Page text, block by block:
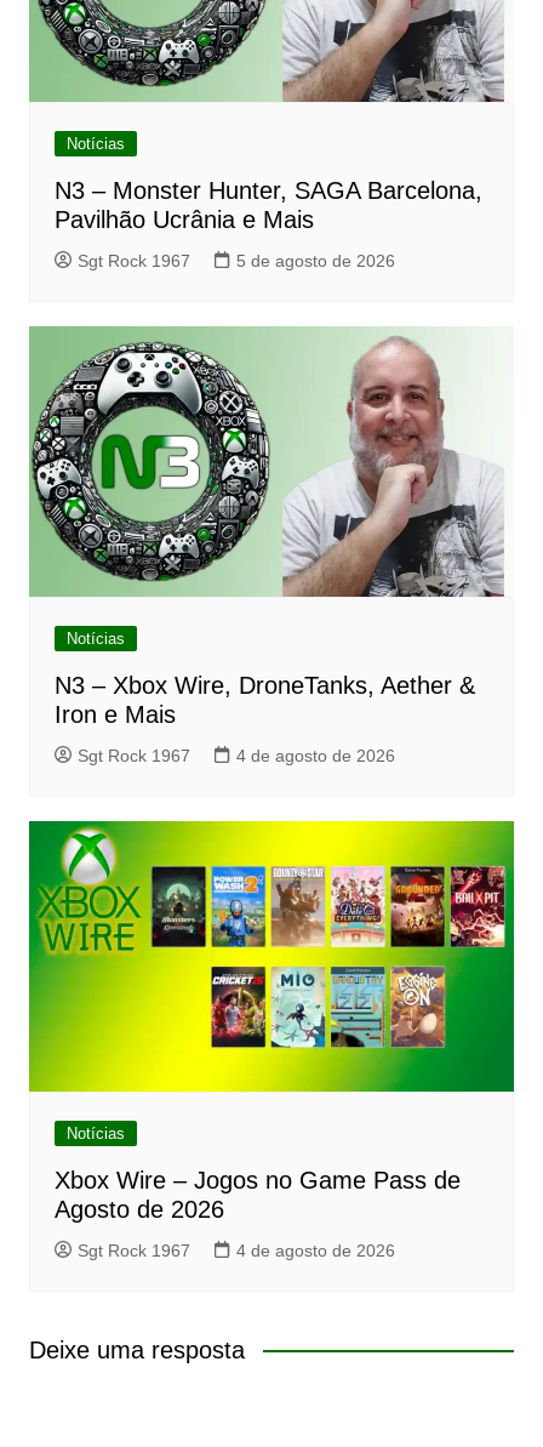
Notícias
N3 – Monster Hunter, SAGA Barcelona,
Pavilhão Ucrânia e Mais
Sgt Rock 1967 5 de agosto de 2026
Notícias
N3 – Xbox Wire, DroneTanks, Aether &
Iron e Mais
Sgt Rock 1967 4 de agosto de 2026
Notícias
Xbox Wire – Jogos no Game Pass de
Agosto de 2026
Sgt Rock 1967 4 de agosto de 2026
Deixe uma resposta